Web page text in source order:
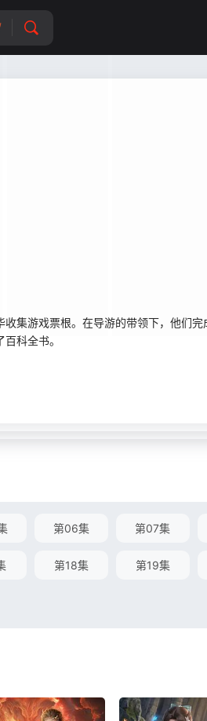
集游戏票根。在导游的带领下，他们
百科全书。
第06集 第07集
第18集 第19集